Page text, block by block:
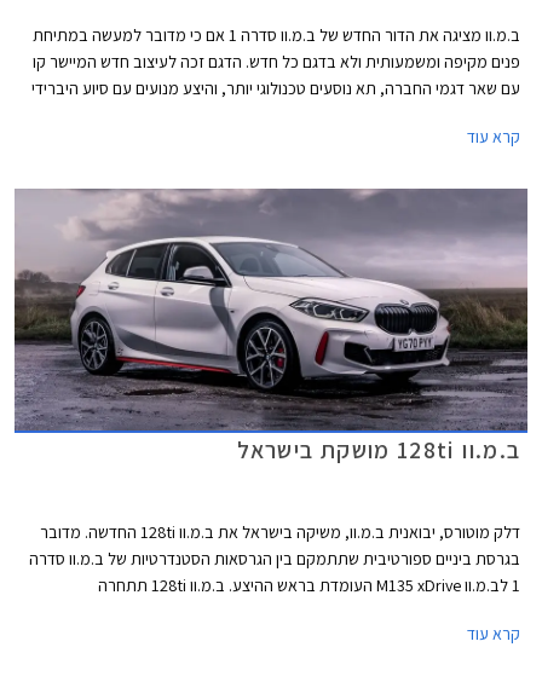
ב.מ.וו מציגה את הדור החדש של ב.מ.וו סדרה 1 אם כי מדובר למעשה במתיחת
פנים מקיפה ומשמעותית ולא בדגם כל חדש. הדגם זכה לעיצוב חדש המיישר קו
עם שאר דגמי החברה, תא נוסעים טכנולוגי יותר, והיצע מנועים עם סיוע היברידי
כעת בלעדית לדגמים החשמליים של החברה.
קרא עוד
ב.מ.וו 128ti מושקת בישראל
דלק מוטורס, יבואנית ב.מ.וו, משיקה בישראל את ב.מ.וו 128ti החדשה. מדובר
בגרסת ביניים ספורטיבית שתתמקם בין הגרסאות הסטנדרטיות של ב.מ.וו סדרה
1 לב.מ.וו M135 xDrive העומדת בראש ההיצע. ב.מ.וו 128ti תתחרה
קרא עוד